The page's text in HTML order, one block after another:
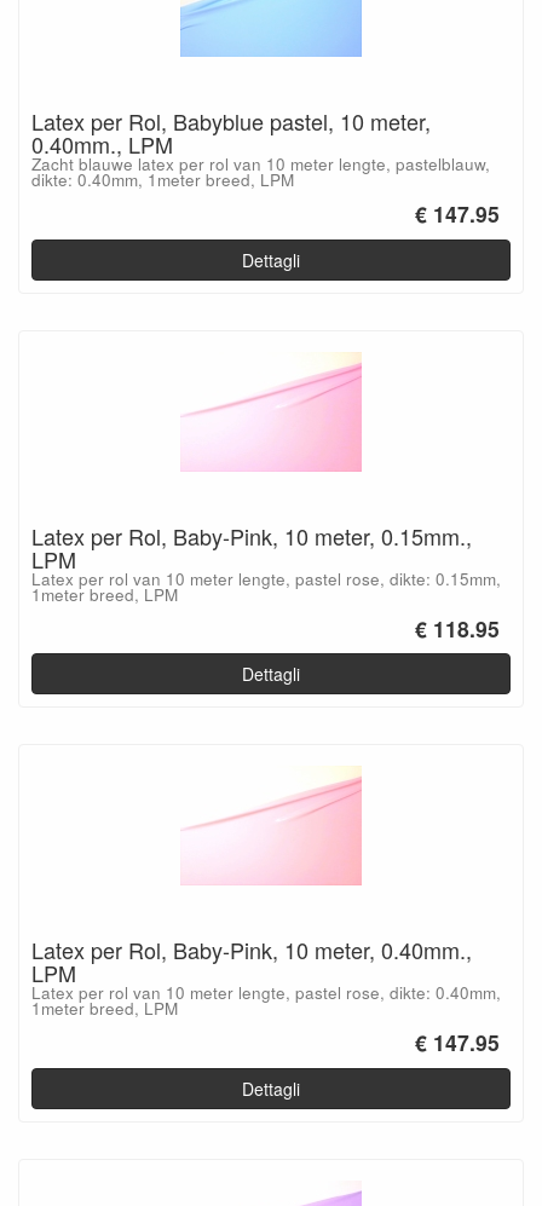
Latex per Rol, Babyblue pastel, 10 meter,
0.40mm., LPM
Zacht blauwe latex per rol van 10 meter lengte, pastelblauw,
dikte: 0.40mm, 1meter breed, LPM
€ 147.95
Dettagli
Latex per Rol, Baby-Pink, 10 meter, 0.15mm.,
LPM
Latex per rol van 10 meter lengte, pastel rose, dikte: 0.15mm,
1meter breed, LPM
€ 118.95
Dettagli
Latex per Rol, Baby-Pink, 10 meter, 0.40mm.,
LPM
Latex per rol van 10 meter lengte, pastel rose, dikte: 0.40mm,
1meter breed, LPM
€ 147.95
Dettagli